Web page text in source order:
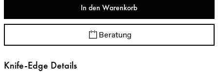
In den Warenkorb
Beratung
Knife-Edge Details